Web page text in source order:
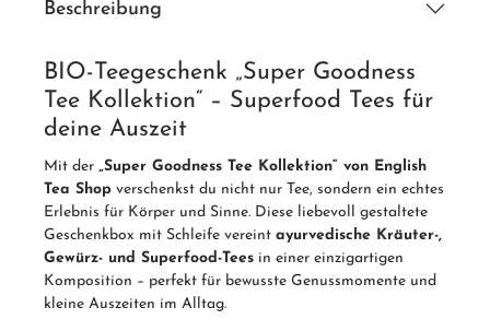
Beschreibung
BIO-Teegeschenk „Super Goodness
Tee Kollektion“ – Superfood Tees für
deine Auszeit
Mit der „Super Goodness Tee Kollektion“ von English
Tea Shop verschenkst du nicht nur Tee, sondern ein echtes
Erlebnis für Körper und Sinne. Diese liebevoll gestaltete
Geschenkbox mit Schleife vereint ayurvedische Kräuter-,
Gewürz- und Superfood-Tees in einer einzigartigen
Komposition – perfekt für bewusste Genussmomente und
kleine Auszeiten im Alltag.